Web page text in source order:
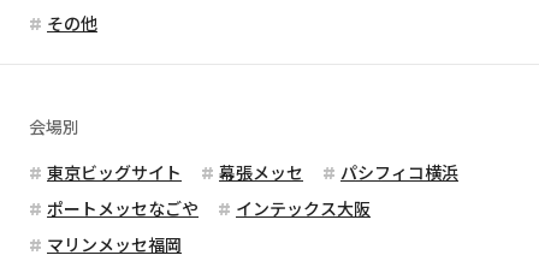
その他
会場別
東京ビッグサイト
幕張メッセ
パシフィコ横浜
ポートメッセなごや
インテックス大阪
マリンメッセ福岡